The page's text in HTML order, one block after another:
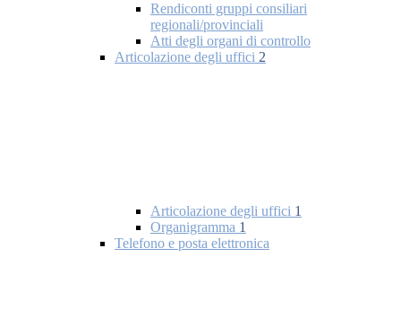
Rendiconti gruppi consiliari
regionali/provinciali
Atti degli organi di controllo
Articolazione degli uffici 2
Articolazione degli uffici 1
Organigramma 1
Telefono e posta elettronica